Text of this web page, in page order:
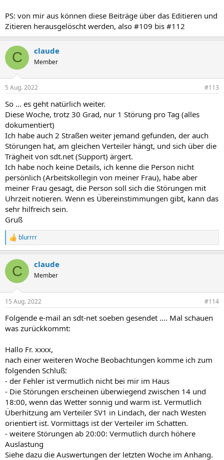
PS: von mir aus können diese Beiträge über das Editieren und
Zitieren herausgelöscht werden, also #109 bis #112
C claude
Member
5 Aug. 2022 #113
So ... es geht natürlich weiter.
Diese Woche, trotz 30 Grad, nur 1 Störung pro Tag (alles
dokumentiert)
Ich habe auch 2 Straßen weiter jemand gefunden, der auch
Störungen hat, am gleichen Verteiler hängt, und sich über die
Trägheit von sdt.net (Support) ärgert.
Ich habe noch keine Details, ich kenne die Person nicht
persönlich (Arbeitskollegin von meiner Frau), habe aber
meiner Frau gesagt, die Person soll sich die Störungen mit
Uhrzeit notieren. Wenn es Übereinstimmungen gibt, kann das
sehr hilfreich sein.
Gruß
R
e
k
i
e
:
blurrrr
C claude
Member
15 Aug. 2022 #114
Folgende e-mail an sdt-net soeben gesendet .... Mal schauen
was zurückkommt:
Hallo Fr. xxxx,
nach einer weiteren Woche Beobachtungen komme ich zum
folgenden Schluß:
- der Fehler ist vermutlich nicht bei mir im Haus
- Die Störungen erscheinen überwiegend zwischen 14 und
18:00, wenn das Wetter sonnig und warm ist. Vermutlich
Überhitzung am Verteiler SV1 in Lindach, der nach Westen
orientiert ist. Vormittags ist der Verteiler im Schatten.
- weitere Störungen ab 20:00: Vermutlich durch höhere
Auslastung
Siehe dazu die Auswertungen der letzten Woche im Anhang.